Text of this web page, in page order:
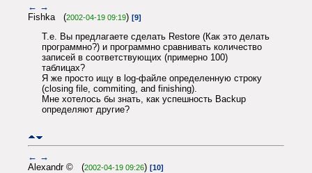
← →
Fishka (2002-04-19 09:19) [9]
Т.е. Вы предлагаете сделать Restore (Как это делать
программно?) и программно сравнивать количество
записей в соответствующих (примерно 100)
таблицах?
Я же просто ищу в log-файле определенную строку
(closing file, commiting, and finishing).
Мне хотелось бы знать, как успешность Backup
определяют другие?
← →
Alexandr © (2002-04-19 09:26) [10]